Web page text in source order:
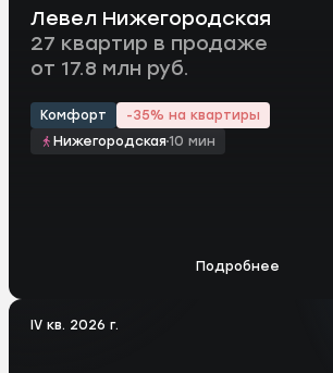
Левел Нижегородская
27 квартир в продаже
от 17.8 млн руб.
Комфорт
-35% на квартиры
Нижегородская10 мин
Подробнее
IV кв. 2026 г.